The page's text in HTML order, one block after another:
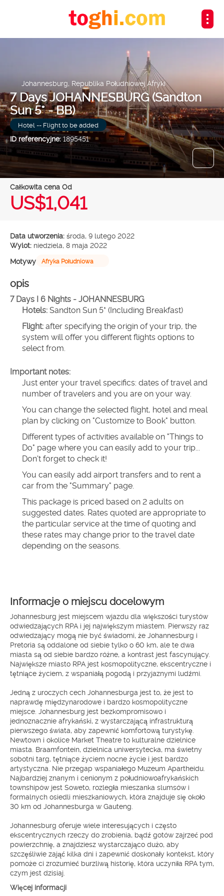
Johannesburg, Republika Południowej Afryki
7 Days JOHANNESBURG (Sandton
Sun 5* - BB)
Hotel -- Flight to be added
ID referencyjne:1895451
Całkowita cena Od
US$1,041
Data utworzenia: środa, 9 lutego 2022
Wylot: niedziela, 8 maja 2022
Motywy
Afryka Południowa
opis
7 Days I 6 Nights - JOHANNESBURG
Hotels: Sandton Sun 5* (Including Breakfast)
Flight: after specifying the origin of your trip, the
system will offer you different flights options to
select from.
Important notes:
Just enter your travel specifics: dates of travel and
number of travelers and you are on your way.
You can change the selected flight, hotel and meal
plan by clicking on "Customize to Book" button.
Different types of activities available on "Things to
Do" page where you can easily add to your trip...
Don't forget to check it!
You can easily add airport transfers and to rent a
car from the "Summary" page.
This package is priced based on 2 adults on
suggested dates. Rates quoted are appropriate to
the particular service at the time of quoting and
these rates may change prior to the travel date
depending on the seasons.
Informacje o miejscu docelowym
Johannesburg jest miejscem wjazdu dla większości turystów
odwiedzających RPA i jej największym miastem. Pierwszy raz
odwiedzający mogą nie być świadomi, że Johannesburg i
Pretoria są oddalone od siebie tylko o 60 km, ale te dwa
miasta są od siebie bardzo różne, a kontrast jest fascynujący.
Największe miasto RPA jest kosmopolityczne, ekscentryczne i
tętniące życiem, z wspaniałą pogodą i przyjaznymi ludźmi.
Jedną z uroczych cech Johannesburga jest to, że jest to
naprawdę międzynarodowe i bardzo kosmopolityczne
miejsce. Johannesburg jest bezkompromisowo i
jednoznacznie afrykański, z wystarczającą infrastrukturą
pierwszego świata, aby zapewnić komfortową turystykę.
Newtown i okolice Market Theatre to kulturalne dzielnice
miasta. Braamfontein, dzielnica uniwersytecka, ma świetny
sobotni targ, tętniące życiem nocne życie i jest bardzo
artystyczna. Nie przegap wspaniałego Muzeum Apartheidu.
Najbardziej znanym i cenionym z południowoafrykańskich
townshipów jest Soweto, rozległa mieszanka slumsów i
formalnych osiedli mieszkaniowych, która znajduje się około
30 km od Johannesburga w Gauteng.
Johannesburg oferuje wiele interesujących i często
ekscentrycznych rzeczy do zrobienia, bądź gotów zajrzeć pod
powierzchnię, a znajdziesz wystarczająco dużo, aby
szczęśliwie zająć kilka dni i zapewnić doskonały kontekst, który
pomoże ci zrozumieć burzliwą historię, która uczyniła RPA tym,
czym jest dzisiaj.
Więcej informacji